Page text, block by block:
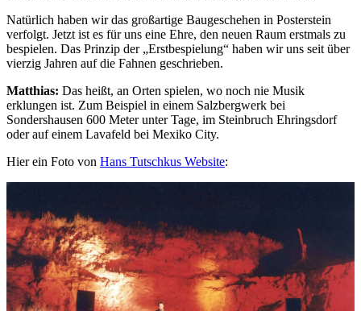
Natürlich haben wir das großartige Baugeschehen in Posterstein
verfolgt. Jetzt ist es für uns eine Ehre, den neuen Raum erstmals zu
bespielen. Das Prinzip der „Erstbespielung“ haben wir uns seit über
vierzig Jahren auf die Fahnen geschrieben.
Matthias: Das heißt, an Orten spielen, wo noch nie Musik
erklungen ist. Zum Beispiel in einem Salzbergwerk bei
Sondershausen 600 Meter unter Tage, im Steinbruch Ehringsdorf
oder auf einem Lavafeld bei Mexiko City.
Hier ein Foto von Hans Tutschkus Website: